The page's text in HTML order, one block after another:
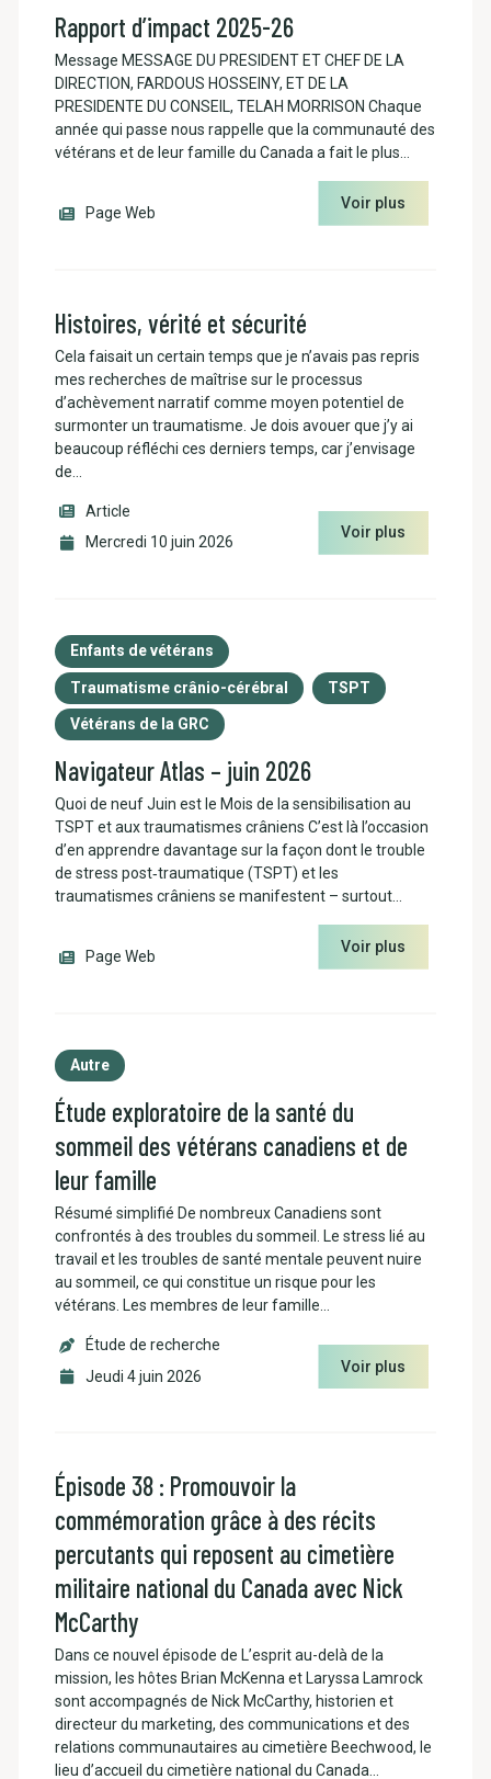
Rapport d’impact 2025-26
Message MESSAGE DU PRESIDENT ET CHEF DE LA
DIRECTION, FARDOUS HOSSEINY, ET DE LA
PRESIDENTE DU CONSEIL, TELAH MORRISON Chaque
année qui passe nous rappelle que la communauté des
vétérans et de leur famille du Canada a fait le plus…
Page Web
Voir plus
Histoires, vérité et sécurité
Cela faisait un certain temps que je n’avais pas repris
mes recherches de maîtrise sur le processus
d’achèvement narratif comme moyen potentiel de
surmonter un traumatisme. Je dois avouer que j’y ai
beaucoup réfléchi ces derniers temps, car j’envisage
de…
Article
Mercredi 10 juin 2026
Voir plus
Enfants de vétérans
Traumatisme crânio-cérébral TSPT
Vétérans de la GRC
Navigateur Atlas – juin 2026
Quoi de neuf Juin est le Mois de la sensibilisation au
TSPT et aux traumatismes crâniens C’est là l’occasion
d’en apprendre davantage sur la façon dont le trouble
de stress post‑traumatique (TSPT) et les
traumatismes crâniens se manifestent – surtout…
Page Web
Voir plus
Autre
Étude exploratoire de la santé du
sommeil des vétérans canadiens et de
leur famille
Résumé simplifié De nombreux Canadiens sont
confrontés à des troubles du sommeil. Le stress lié au
travail et les troubles de santé mentale peuvent nuire
au sommeil, ce qui constitue un risque pour les
vétérans. Les membres de leur famille…
Étude de recherche
Jeudi 4 juin 2026
Voir plus
Épisode 38 : Promouvoir la
commémoration grâce à des récits
percutants qui reposent au cimetière
militaire national du Canada avec Nick
McCarthy
Dans ce nouvel épisode de L’esprit au-delà de la
mission, les hôtes Brian McKenna et Laryssa Lamrock
sont accompagnés de Nick McCarthy, historien et
directeur du marketing, des communications et des
relations communautaires au cimetière Beechwood, le
lieu d’accueil du cimetière national du Canada…